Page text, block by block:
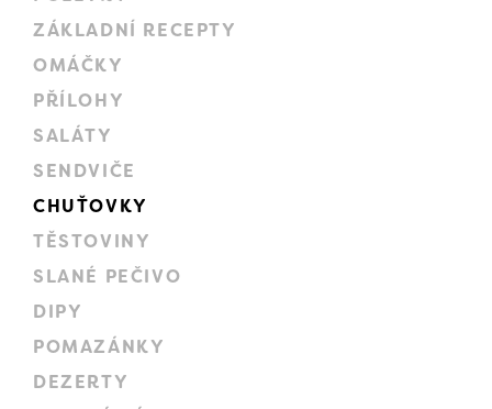
ZÁKLADNÍ RECEPTY
OMÁČKY
PŘÍLOHY
SALÁTY
SENDVIČE
CHUŤOVKY
TĚSTOVINY
SLANÉ PEČIVO
DIPY
POMAZÁNKY
DEZERTY